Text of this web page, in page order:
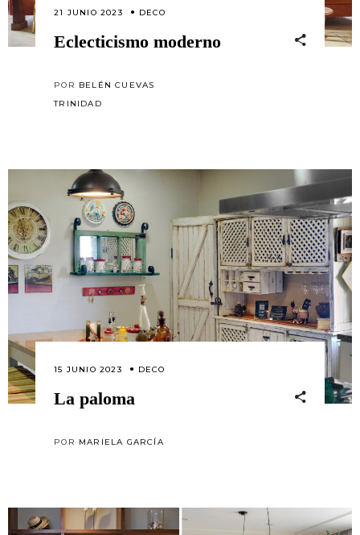
21 JUNIO 2023 DECO
Eclecticismo moderno
POR BELÉN CUEVAS
TRINIDAD
15 JUNIO 2023 DECO
La paloma
POR MARIELA GARCÍA